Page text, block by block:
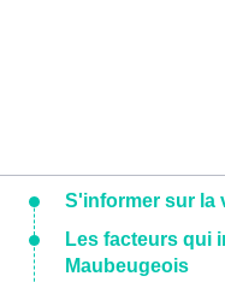
S'informer sur la
Les facteurs qui
Maubeugeois